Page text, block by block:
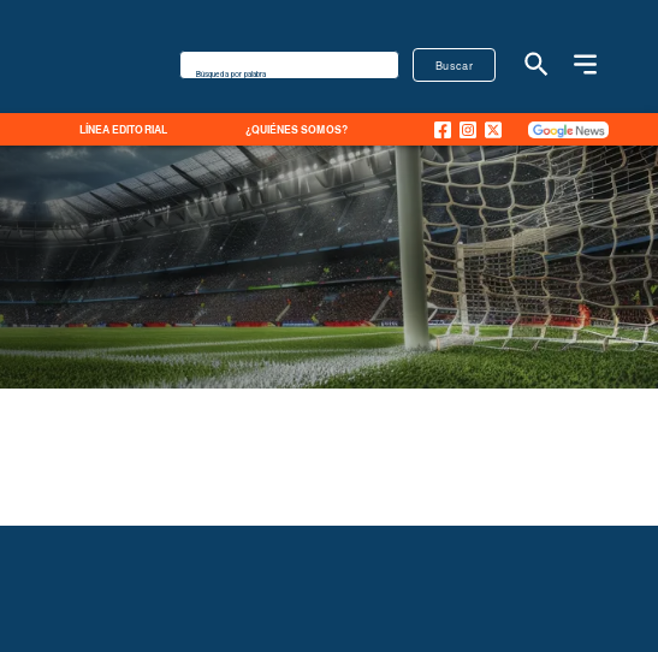
LÍNEA EDITORIAL ¿QUIÉNES SOMOS?
Buscar
Búsqueda por palabra